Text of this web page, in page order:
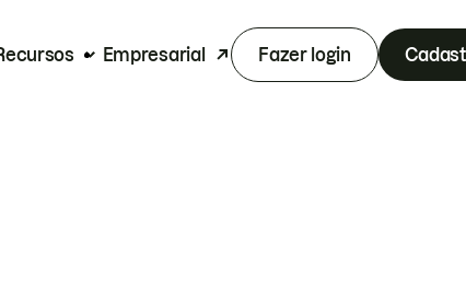
Empresarial Fazer login